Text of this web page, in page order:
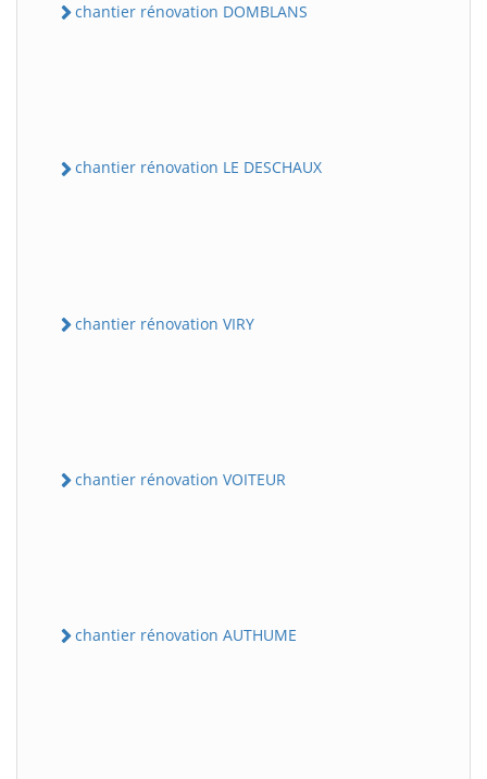
chantier rénovation DOMBLANS
chantier rénovation LE DESCHAUX
chantier rénovation VIRY
chantier rénovation VOITEUR
chantier rénovation AUTHUME